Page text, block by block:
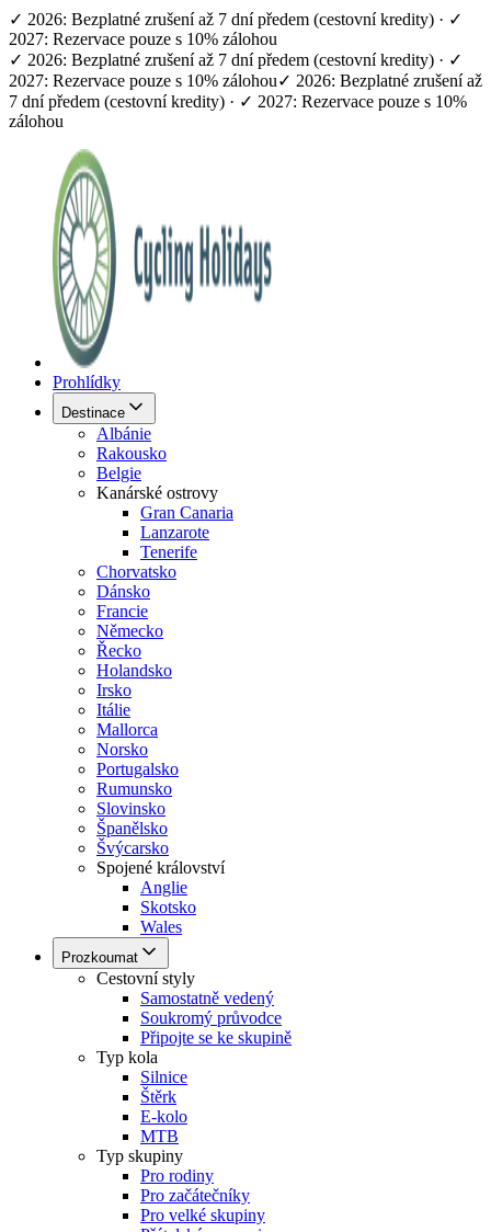
✓ 2026: Bezplatné zrušení až 7 dní předem (cestovní kredity) · ✓
2027: Rezervace pouze s 10% zálohou
✓ 2026: Bezplatné zrušení až 7 dní předem (cestovní kredity) · ✓
2027: Rezervace pouze s 10% zálohou✓ 2026: Bezplatné zrušení až
7 dní předem (cestovní kredity) · ✓ 2027: Rezervace pouze s 10%
zálohou
Prohlídky
Destinace
Albánie
Rakousko
Belgie
Kanárské ostrovy
Gran Canaria
Lanzarote
Tenerife
Chorvatsko
Dánsko
Francie
Německo
Řecko
Holandsko
Irsko
Itálie
Mallorca
Norsko
Portugalsko
Rumunsko
Slovinsko
Španělsko
Švýcarsko
Spojené království
Anglie
Skotsko
Wales
Prozkoumat
Cestovní styly
Samostatně vedený
Soukromý průvodce
Připojte se ke skupině
Typ kola
Silnice
Štěrk
E-kolo
MTB
Typ skupiny
Pro rodiny
Pro začátečníky
Pro velké skupiny